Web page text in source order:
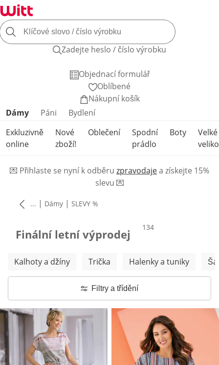
Zadejte heslo / číslo výrobku
Objednací formulář
Oblíbené
Nákupní košík
Přeskočit kategorie produktů
Dámy Páni
Bydlení
Exkluzivně
online
Nové
zboží!
Oblečení
Spodní
prádlo
Boty
Velké
💌 Přihlaste se nyní k odběru zpravodajea získejte 15%
slevu 💌
... | Dámy | SLEVY %
Finální letní výprodej produktů
134
Přeskočit další kategorie
Kalhoty a džíny Trička Halenky a tuniky
Filtry a třídění